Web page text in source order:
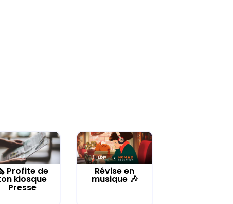
Profite de
kiosque
Presse
Révise en
musique 🎶